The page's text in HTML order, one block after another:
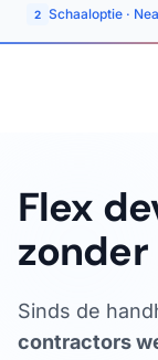
2 Schaaloptie ·
Flex
Sinds de
contractors